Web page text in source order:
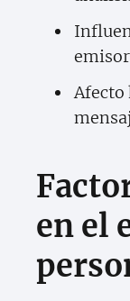
Afecto
en el